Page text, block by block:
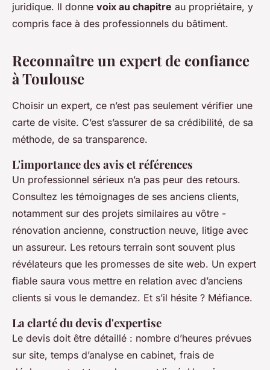
juridique. Il donne voix au chapitre au propriétaire, y
compris face à des professionnels du bâtiment.
Reconnaître un expert de confiance
à Toulouse
Choisir un expert, ce n’est pas seulement vérifier une
carte de visite. C’est s’assurer de sa crédibilité, de sa
méthode, de sa transparence.
L'importance des avis et références
Un professionnel sérieux n’a pas peur des retours.
Consultez les témoignages de ses anciens clients,
notamment sur des projets similaires au vôtre -
rénovation ancienne, construction neuve, litige avec
un assureur. Les retours terrain sont souvent plus
révélateurs que les promesses de site web. Un expert
fiable saura vous mettre en relation avec d’anciens
clients si vous le demandez. Et s’il hésite ? Méfiance.
La clarté du devis d'expertise
Le devis doit être détaillé : nombre d’heures prévues
sur site, temps d’analyse en cabinet, frais de